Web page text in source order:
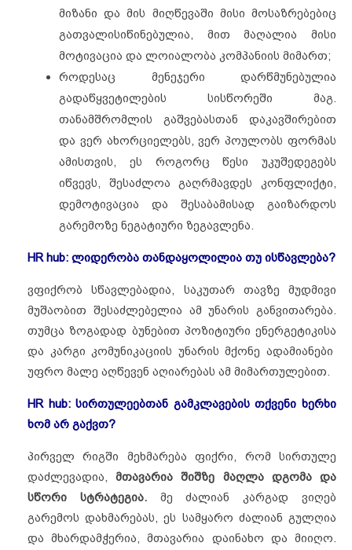
მიზანი და მის მიღწევაში მისი მოსაზრებებიც
გათვალისიწინებულია, მით მაღალია მისი
მოტივაცია და ლოიალობა კომპანიის მიმართ;
როდესაც მენეჯერი დარწმუნებულია
გადაწყვეტილების სისწორეში მაგ.
თანამშრომლის გაშვებასთან დაკავშირებით
და ვერ ახორციელებს, ვერ პოულობს ფორმას
ამისთვის, ეს როგორც წესი უკუშედეგებს
იწვევს, შესაძლოა გაღრმავდეს კონფლიქტი,
დემოტივაცია და შესაბამისად გაიზარდოს
გარემოზე ნეგატიური ზეგავლენა.
HR hub: ლიდერობა თანდაყოლილია თუ ისწავლება?
ვფიქრობ სწავლებადია, საკუთარ თავზე მუდმივი
მუშაობით შესაძლებელია ამ უნარის განვითარება.
თუმცა ზოგადად ბუნებით პოზიტიური ენერგეტიკისა
და კარგი კომუნიკაციის უნარის მქონე ადამიანები
უფრო მალე აღწევენ აღიარებას ამ მიმართულებით.
HR hub: სირთულეებთან გამკლავების თქვენი ხერხი
ხომ არ გაქვთ?
პირველ რიგში მეხმარება ფიქრი, რომ სირთულე
დაძლევადია,მთავარია შიშზე მაღლა დგომა და
სწორი სტრატეგია.მე ძალიან კარგად ვიღებ
გარემოს დახმარებას, ეს სამყარო ძალიან გულღია
და მხარდამჭერია, მთავარია დაინახო და მიიღო.